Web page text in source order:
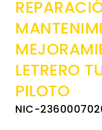
Convocatorias
GESTIÓN
Plan de
Plan Anual
Plan Operativo
Convenios
LETRERO
PILOTO
NIC-